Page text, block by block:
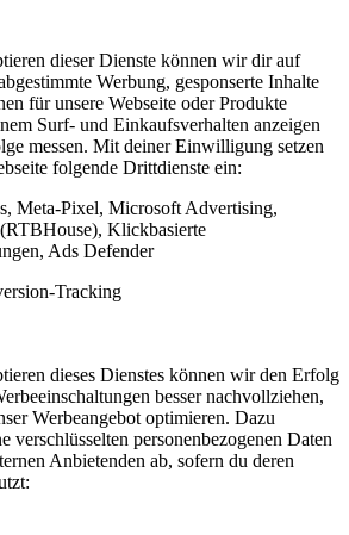
dieser Dienste können wir dir auf
Werbung, gesponserte Inhalte
für unsere Webseite oder Produkte
Surf- und Einkaufsverhalten anzeigen
messen. Mit deiner Einwilligung setzen
folgende Drittdienste ein:
Meta-Pixel, Microsoft Advertising,
Klickbasierte
Ads Defender
Tracking
dieses Dienstes können wir den Erfolg
besser nachvollziehen,
Werbeangebot optimieren. Dazu
verschlüsselten personenbezogenen Daten
Anbietenden ab, sofern du deren